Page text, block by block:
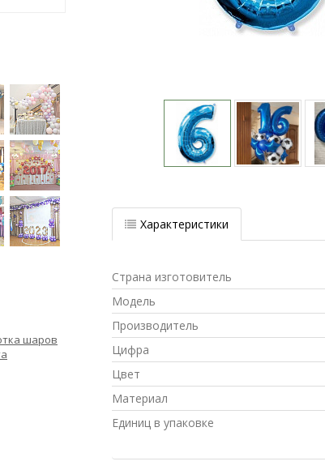
Характеристики
Страна изготовитель
Модель
Производитель
Цифра
Цвет
Материал
Единиц в упаковке
шаров